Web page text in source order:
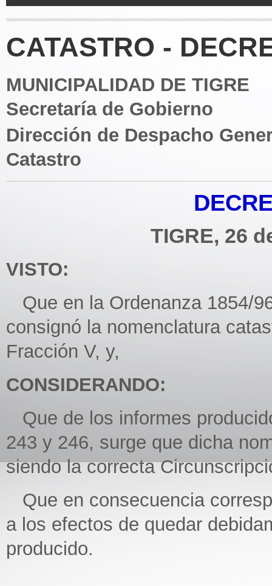
CATASTRO -
MUNICIPALIDAD DE TIGRE
Secretaría de Gobierno
Dirección de Despacho
Catastro
TIGRE, 26
VISTO:
Que en la Ordenanza 1854/
consignó la nomenclatura
Fracción V, y,
CONSIDERANDO:
Que de los informes
243 y 246, surge que dicha
siendo la correcta
Que en consecuencia
a los efectos de quedar
producido.